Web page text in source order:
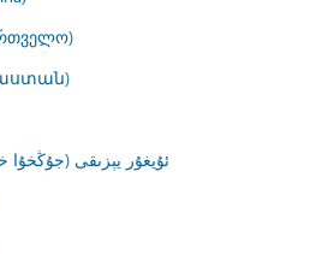
ئۇيغۇر يېزىقى (جۇڭخۇا